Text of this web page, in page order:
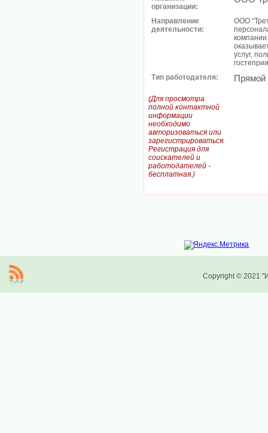
организации:
Направление
деятельности:
ООО
услуг,
Тип работодателя:
Прямой
(Для просмотра
полной контактной
информации
необходимо
авторизоваться или
зарегистрироваться.
Регистрация для
соискателей и
работодателей -
бесплатная.)
Copyright © 2021